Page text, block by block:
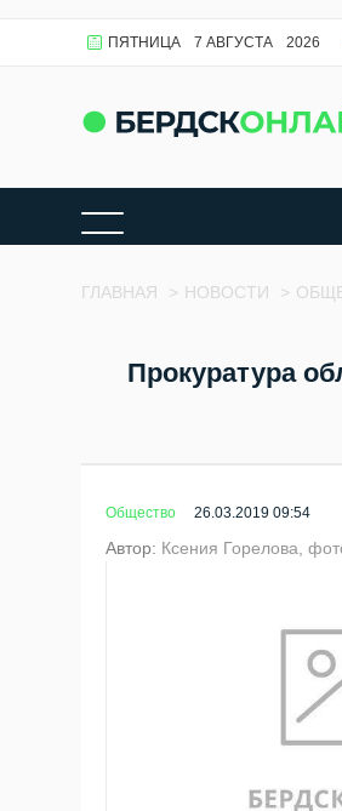
ПЯТНИЦА 7 АВГУСТА 2026
ГЛАВНАЯ > НОВОСТИ >
Прокуратура
Общество 26.03.2019 09:54
Автор: Ксения Горелова,